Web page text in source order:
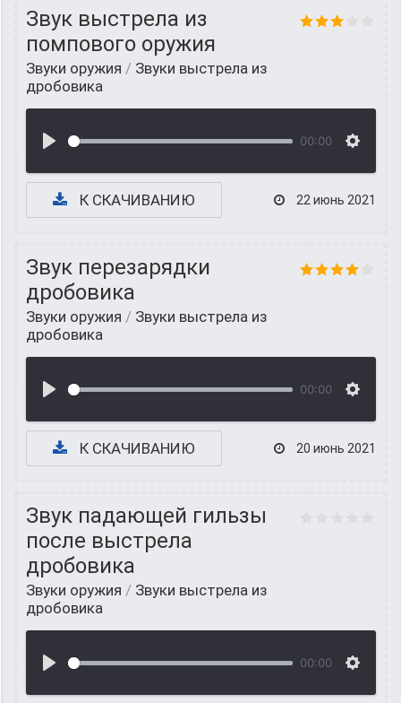
Звук выстрела из
помпового оружия
Звуки оружия / Звуки выстрела из
дробовика
00:00
К СКАЧИВАНИЮ 22 июнь 2021
Звук перезарядки
дробовика
Звуки оружия / Звуки выстрела из
дробовика
00:00
К СКАЧИВАНИЮ 20 июнь 2021
Звук падающей гильзы
после выстрела
дробовика
Звуки оружия / Звуки выстрела из
дробовика
00:00